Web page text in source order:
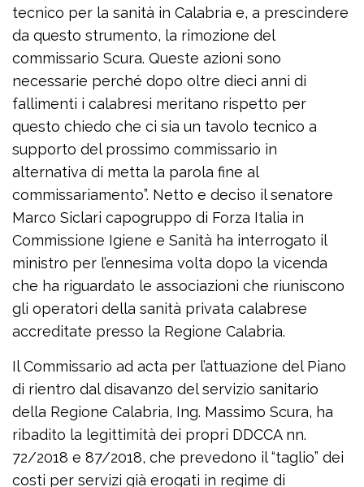
tecnico per la sanità in Calabria e, a prescindere
da questo strumento, la rimozione del
commissario Scura. Queste azioni sono
necessarie perché dopo oltre dieci anni di
fallimenti i calabresi meritano rispetto per
questo chiedo che ci sia un tavolo tecnico a
supporto del prossimo commissario in
alternativa di metta la parola fine al
commissariamento”. Netto e deciso il senatore
Marco Siclari capogruppo di Forza Italia in
Commissione Igiene e Sanità ha interrogato il
ministro per l’ennesima volta dopo la vicenda
che ha riguardato le associazioni che riuniscono
gli operatori della sanità privata calabrese
accreditate presso la Regione Calabria.
Il Commissario ad acta per l’attuazione del Piano
di rientro dal disavanzo del servizio sanitario
della Regione Calabria, Ing. Massimo Scura, ha
ribadito la legittimità dei propri DDCCA nn.
72/2018 e 87/2018, che prevedono il “taglio” dei
costi per servizi già erogati in regime di